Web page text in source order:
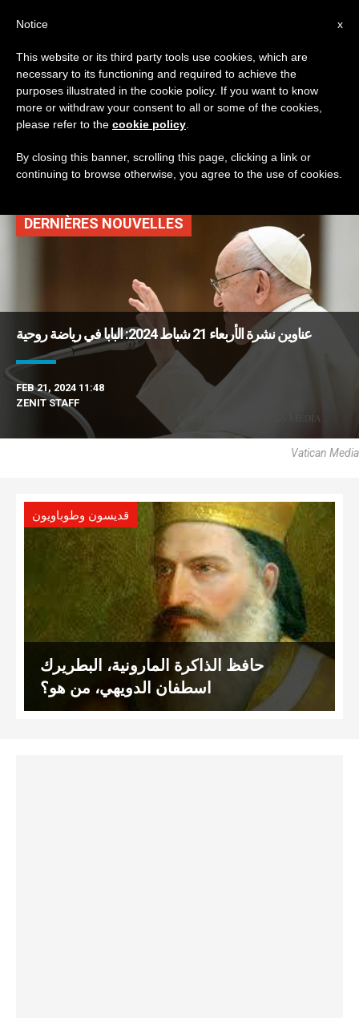
TAG
Posts Tagged
‘الدويهي’
DERNIÈRES NOUVELLES
عناوين نشرة الأربعاء 21 شباط 2024: البابا في رياضة روحية
FEB 21, 2024 11:48
ZENIT STAFF
Vatican Media
قديسون وطوباويون
حافظ الذاكرة المارونية، البطريرك
اسطفان الدويهي، من هو؟
x
Notice
This website or its third party tools use cookies, which are
necessary to its functioning and required to achieve the
purposes illustrated in the cookie policy. If you want to know
more or withdraw your consent to all or some of the cookies,
please refer to the cookie policy
By closing this banner, scrolling this page, clicking a link or
continuing to browse otherwise, you agree to the use of cookies.